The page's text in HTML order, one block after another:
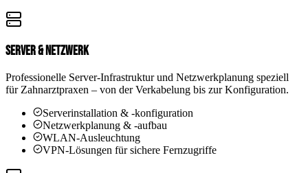
Server & Netzwerk
Professionelle Server-Infrastruktur und Netzwerkplanung speziell
für Zahnarztpraxen – von der Verkabelung bis zur Konfiguration.
Serverinstallation & -konfiguration
Netzwerkplanung & -aufbau
WLAN-Ausleuchtung
VPN-Lösungen für sichere Fernzugriffe